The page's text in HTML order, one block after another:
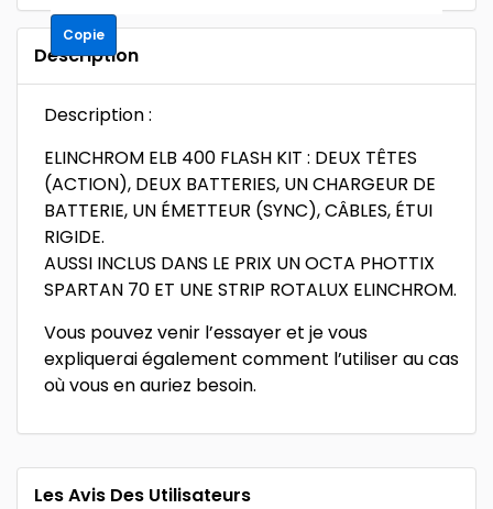
Copie
Description
Description :
ELINCHROM ELB 400 FLASH KIT : DEUX TÊTES
(ACTION), DEUX BATTERIES, UN CHARGEUR DE
BATTERIE, UN ÉMETTEUR (SYNC), CÂBLES, ÉTUI
RIGIDE.
AUSSI INCLUS DANS LE PRIX UN OCTA PHOTTIX
SPARTAN 70 ET UNE STRIP ROTALUX ELINCHROM.
Vous pouvez venir l’essayer et je vous
expliquerai également comment l’utiliser au cas
où vous en auriez besoin.
Les Avis Des Utilisateurs